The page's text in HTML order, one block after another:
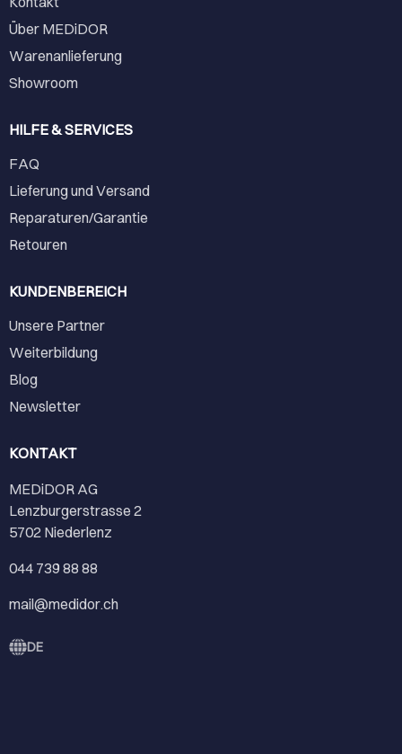
Über MEDiDOR
Warenanlieferung
Showroom
HILFE & SERVICES
FAQ
Lieferung und Versand
Reparaturen/Garantie
Retouren
KUNDENBEREICH
Unsere Partner
Weiterbildung
Blog
Newsletter
KONTAKT
MEDiDOR AG
Lenzburgerstrasse 2
5702 Niederlenz
044 739 88 88
mail@medidor.ch
DE